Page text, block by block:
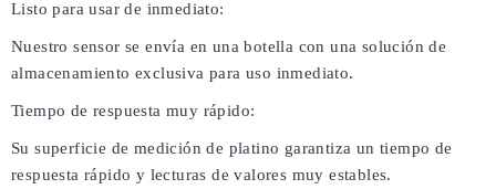
Listo para usar de inmediato:
Nuestro sensor se envía en una botella con una solución de
almacenamiento exclusiva para uso inmediato.
Tiempo de respuesta muy rápido:
Su superficie de medición de platino garantiza un tiempo de
respuesta rápido y lecturas de valores muy estables.